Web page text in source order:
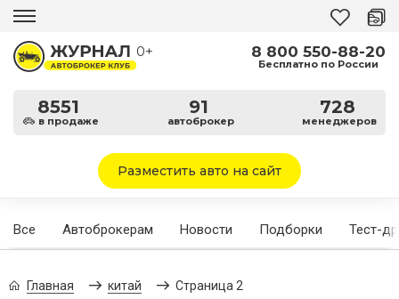
0+
8551
в продаже
91
автоброкер
728
менеджеров
8 800 550-88-20
Бесплатно по России
Разместить авто на сайт
Все Автоброкерам Новости Подборки Тест-
Главная китай Страница 2